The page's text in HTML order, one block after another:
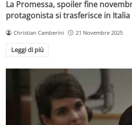
La Promessa, spoiler fine
protagonista si trasferisce in Italia
Christian Camberini 21 Novembre 2025
Leggi di più